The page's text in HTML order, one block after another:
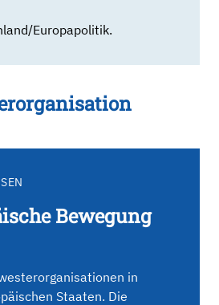
Europapolitik.
Bewegung
in
Staaten. Die